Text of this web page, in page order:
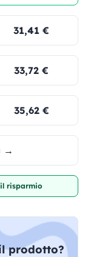
31,41 €
33,72 €
35,62 €
→
risparmio
prodotto?